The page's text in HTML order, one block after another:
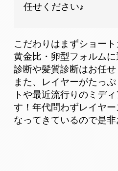
任せください♪
こだわりはまずショー
黄金比・卵型フォルム
診断や髪質診断はお任せ
また、レイヤーがたっ
トや最近流行りのミデ
す！年代問わずレイヤ
なってきているので是非